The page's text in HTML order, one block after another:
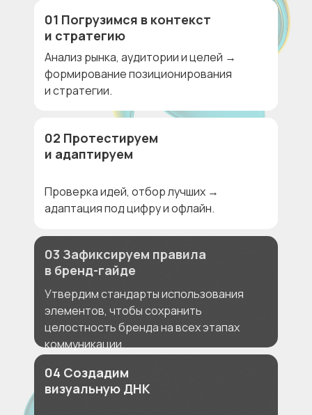
03 Зафиксируем правила
в бренд-гайде
Утвердим стандарты использования
элементов, чтобы сохранить
целостность бренда на всех этапах
коммуникации.
04 Создадим
визуальную ДНК
02 Протестируем
и адаптируем
Проверка идей, отбор лучших →
адаптация под цифру и офлайн.
01 Погрузимся в контекст
и стратегию
Анализ рынка, аудитории и целей →
формирование позиционирования
и стратегии.